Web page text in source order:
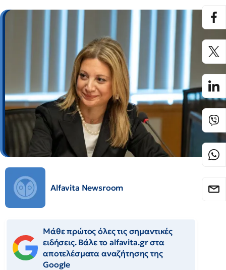
Alfavita Newsroom
Μάθε πρώτος όλες τις σημαντικές
ειδήσεις. Βάλε το alfavita.gr στα
αποτελέσματα αναζήτησης της
Google